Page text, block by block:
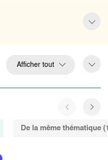
Afficher tout
De la même thématique